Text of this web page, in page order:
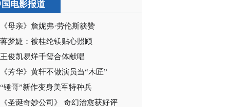
电影报道
《母亲》詹妮弗·劳伦斯获赞
蒋梦婕：被桂纶镁贴心照顾
王俊凯易烊千玺合体献唱
《芳华》黄轩不做演员当“木匠”
“锤哥”新作变身美军特种兵
《圣诞奇妙公司》 奇幻治愈获好评